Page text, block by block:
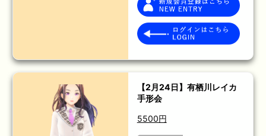
【2月24日】有栖川レイカ
手形会
5500円